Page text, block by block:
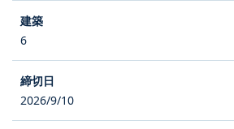
6
2026/9/10